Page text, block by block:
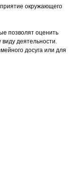
окружающего
позволят оценить
деятельности.
досуга или для